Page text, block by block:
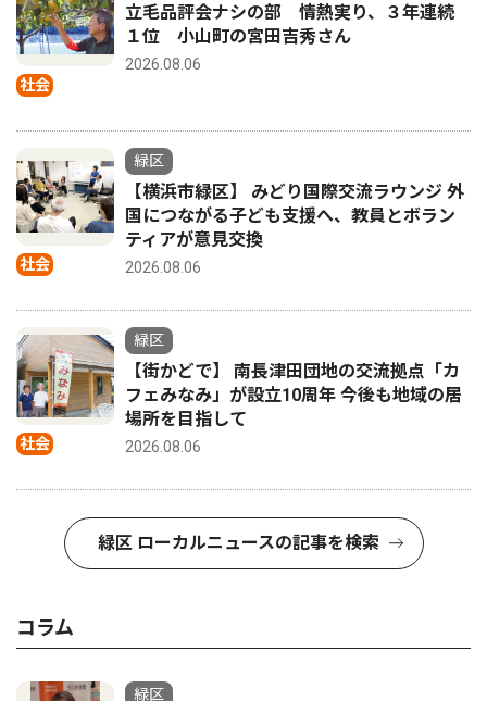
社会
立毛品評会ナシの部 情熱実り、３年連続
１位 小山町の宮田吉秀さん
2026.08.06
社会
緑区
【横浜市緑区】 みどり国際交流ラウンジ 外
国につながる子ども支援へ、教員とボラン
ティアが意見交換
2026.08.06
社会
緑区
【街かどで】 南長津田団地の交流拠点「カ
フェみなみ」が設立10周年 今後も地域の居
場所を目指して
2026.08.06
緑区 ローカルニュースの記事を検索
コラム
緑区